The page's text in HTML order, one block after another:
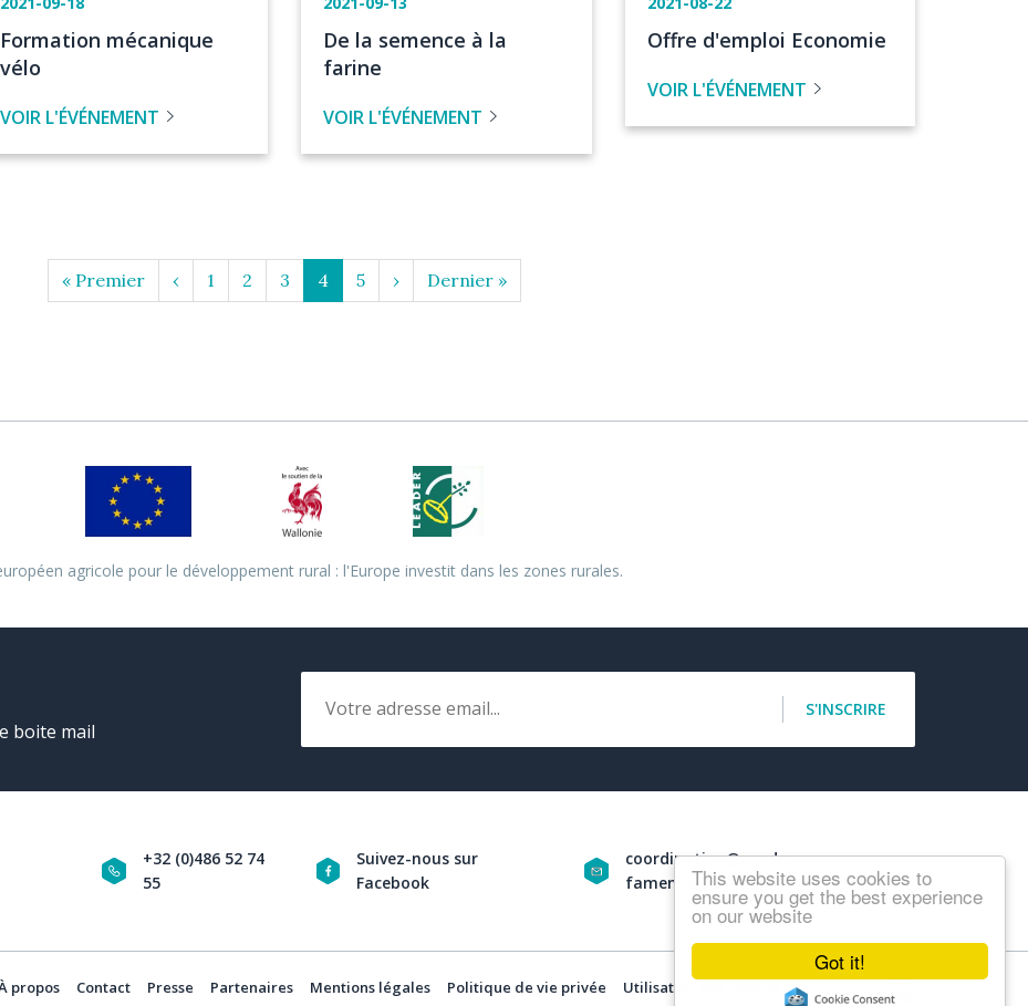
Got it!
This website uses cookies to
ensure you get the best experience
on our website
de
l'événement
Titre
de
Formation mécanique
vélo
VOIR L'ÉVÉNEMENT
de
l'événement
Titre
de
De la semence à la
farine
VOIR L'ÉVÉNEMENT
de
l'événement
Titre
l'évenement
Offre d'emploi Economie
VOIR L'ÉVÉNEMENT
Première
page
« Premier
Page
précédente
‹ Page
1 Page
2 Page
3
Page
courante
4 Page
5
Page
suivante
›
Dernière
page
Dernier »
agricole pour le développement rural : l'Europe investit dans les zones rurales.
boite mail
Email S'INSCRIRE
social
+32 (0)486 52 74
55
Suivez-nous sur
Facebook
coordination@condroz-
famenne.be
propos Contact Presse Partenaires Mentions légales Politique de vie privée Utilisation des cookies